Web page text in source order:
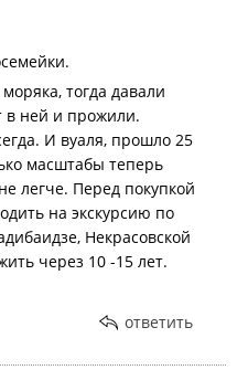
этажи и на верхний
жилым комнатам.
телекоммуникационных
к
с техническими
тогда давали
в ней и прожили.
И вуаля, прошло 25
масштабы теперь
легче. Перед покупкой
на экскурсию по
Некрасовской
через 10 -15 лет.
ответить